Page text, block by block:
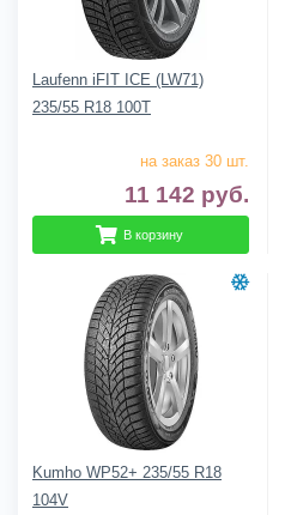
Laufenn iFIT ICE (LW71)
235/55 R18 100T
на заказ 30 шт.
11 142 руб.
В корзину
Kumho WP52+ 235/55 R18
104V